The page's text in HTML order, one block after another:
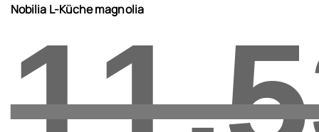
Nobilia L-Küche magnolia